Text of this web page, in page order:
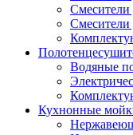
Смесители
Смесители
Водяные
Кухнонные